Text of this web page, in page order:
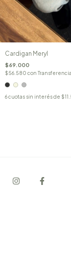
Cardigan Meryl
$69.000
$56.580 con
6cuotas sin interés de